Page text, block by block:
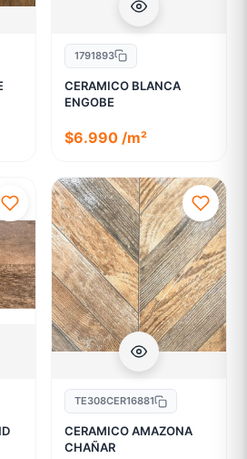
1791893
CERAMICO BLANCA
ENGOBE
$6.990 /m²
TE308CER16881
CERAMICO AMAZONA
CHAÑAR